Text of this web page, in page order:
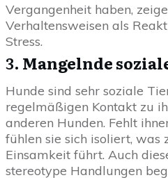
Vergangenheit haben,
Verhaltensweisen als
Stress.
3. Mangelnde
Hunde sind sehr soziale
regelmäßigen Kontakt zu
anderen Hunden. Fehlt
fühlen sie sich isoliert, was
Einsamkeit führt. Auch
stereotype Handlungen